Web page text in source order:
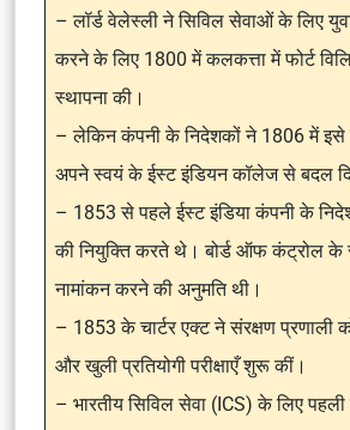
– लॉर्ड वेलेस्ली ने सिविल सेवाओं के लिए युवा
करने के लिए 1800 में कलकत्ता में फोर्ट
स्थापना की।
– लेकिन कंपनी के निदेशकों ने 1806 में इसे
अपने स्वयं के ईस्ट इंडियन कॉलेज से बदल
– 1853 से पहले ईस्ट इंडिया कंपनी के
की नियुक्ति करते थे। बोर्ड ऑफ कंट्रोल
नामांकन करने की अनुमति थी।
– 1853 के चार्टर एक्ट ने संरक्षण प्रणाली
और खुली प्रतियोगी परीक्षाएँ शुरू कीं।
– भारतीय सिविल सेवा (ICS) के लिए पहली